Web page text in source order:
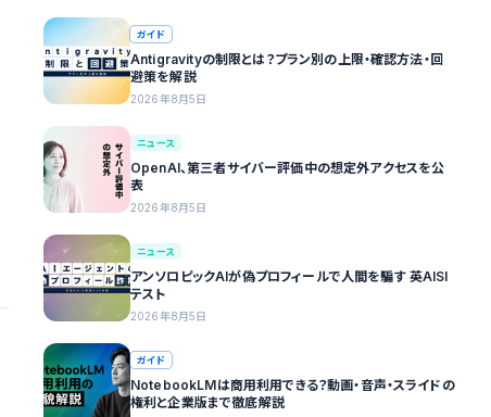
ガイド
Antigravityの制限とは？プラン別の上限・確認方法・回
避策を解説
2026年8月5日
ニュース
OpenAI、第三者サイバー評価中の想定外アクセスを公
表
2026年8月5日
ニュース
アンソロピックAIが偽プロフィールで人間を騙す 英AISI
テスト
2026年8月5日
ガイド
NotebookLMは商用利用できる？動画・音声・スライドの
権利と企業版まで徹底解説